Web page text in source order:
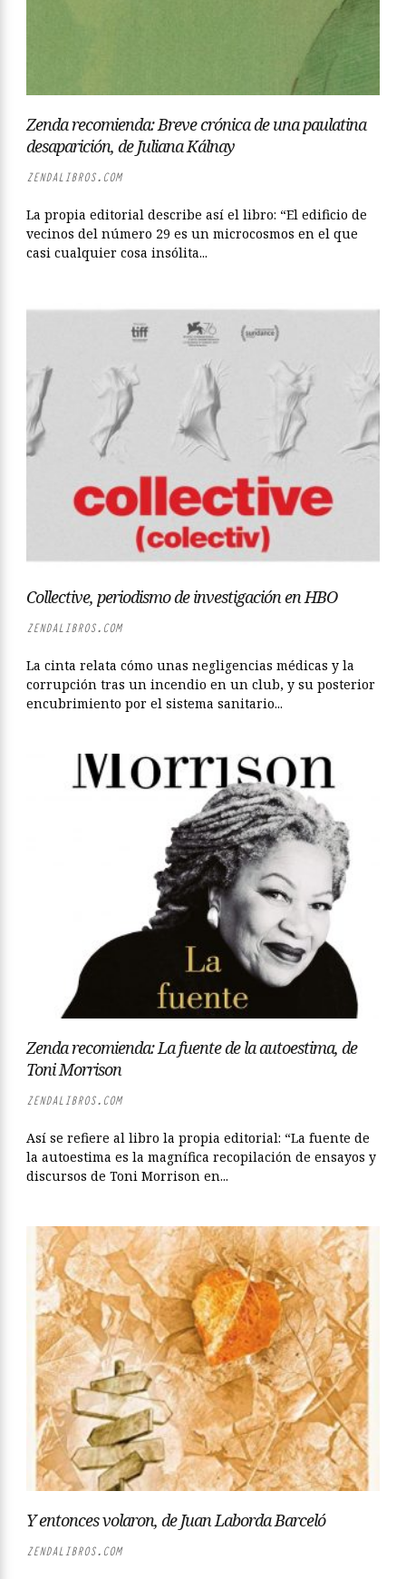
Zenda recomienda: Breve crónica de una paulatina
desaparición, de Juliana Kálnay
ZENDALIBROS.COM
La propia editorial describe así el libro: “El edificio de
vecinos del número 29 es un microcosmos en el que
casi cualquier cosa insólita...
Collective, periodismo de investigación en HBO
ZENDALIBROS.COM
La cinta relata cómo unas negligencias médicas y la
corrupción tras un incendio en un club, y su posterior
encubrimiento por el sistema sanitario...
Zenda recomienda: La fuente de la autoestima, de
Toni Morrison
ZENDALIBROS.COM
Así se refiere al libro la propia editorial: “La fuente de
la autoestima es la magnífica recopilación de ensayos y
discursos de Toni Morrison en...
Y entonces volaron, de Juan Laborda Barceló
ZENDALIBROS.COM